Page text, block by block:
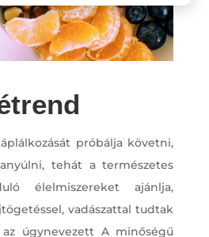
próbálja követni,
tehát a természetes
élelmiszereket ajánlja,
vadászattal tudtak
úgynevezett A minőségű